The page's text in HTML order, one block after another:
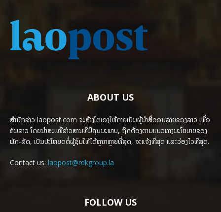
ABOUT US
ສຳນັກຂ່າວ laopost.com ຈະສ້າງໂຕເອງໃຫ້ກາຍເປັນຜູ້ນຳສື່ອອນລາຍຂອງລາວ ເພື່ອ
ຄົນລາວ ໂດຍນຳສະເໜີຂ່າວສານທີ່ມີຄຸນນະພາບ, ຖືກຕ້ອງຕາມແນວທາງນະໂຍບາຍຂອງ
ພັກ-ລັດ, ເປັນປະໂຫຍດຕໍ່ຜູ້ຊົມໃຫ້ໄດ້ຫຼາກຫຼາຍທີ່ສຸດ, ຈະແຈ້ງທີ່ສຸດ ແລະວ່ອງໄວທີ່ສຸດ.
Contact us: laopost@rdkgroup.la
FOLLOW US